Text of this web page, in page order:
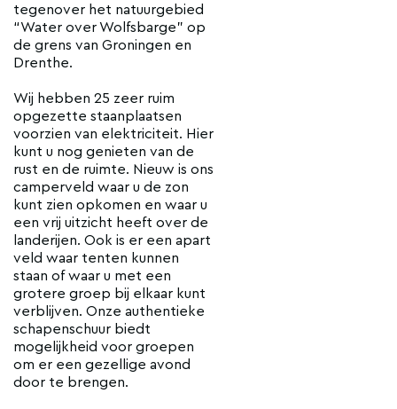
tegenover het natuurgebied
“Water over Wolfsbarge” op
de grens van Groningen en
Drenthe.
Wij hebben 25 zeer ruim
opgezette staanplaatsen
voorzien van elektriciteit. Hier
kunt u nog genieten van de
rust en de ruimte. Nieuw is ons
camperveld waar u de zon
kunt zien opkomen en waar u
een vrij uitzicht heeft over de
landerijen. Ook is er een apart
veld waar tenten kunnen
staan of waar u met een
grotere groep bij elkaar kunt
verblijven. Onze authentieke
schapenschuur biedt
mogelijkheid voor groepen
om er een gezellige avond
door te brengen.